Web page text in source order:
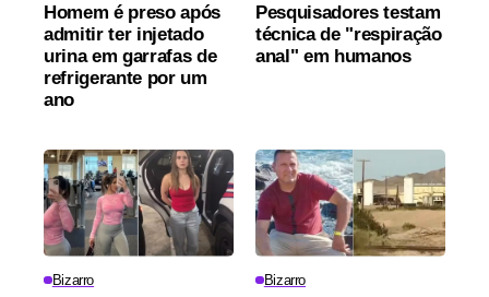
Homem é preso após
admitir ter injetado
urina em garrafas de
refrigerante por um
ano
Pesquisadores testam
técnica de "respiração
anal" em humanos
Bizarro Bizarro